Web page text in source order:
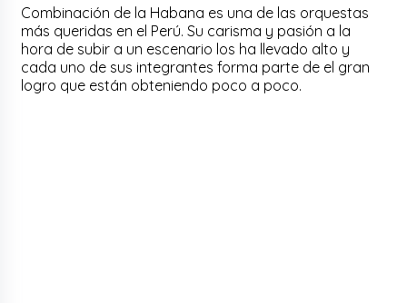
Combinación de la Habana es una de las orquestas
más queridas en el Perú. Su carisma y pasión a la
hora de subir a un escenario los ha llevado alto y
cada uno de sus integrantes forma parte de el gran
logro que están obteniendo poco a poco.